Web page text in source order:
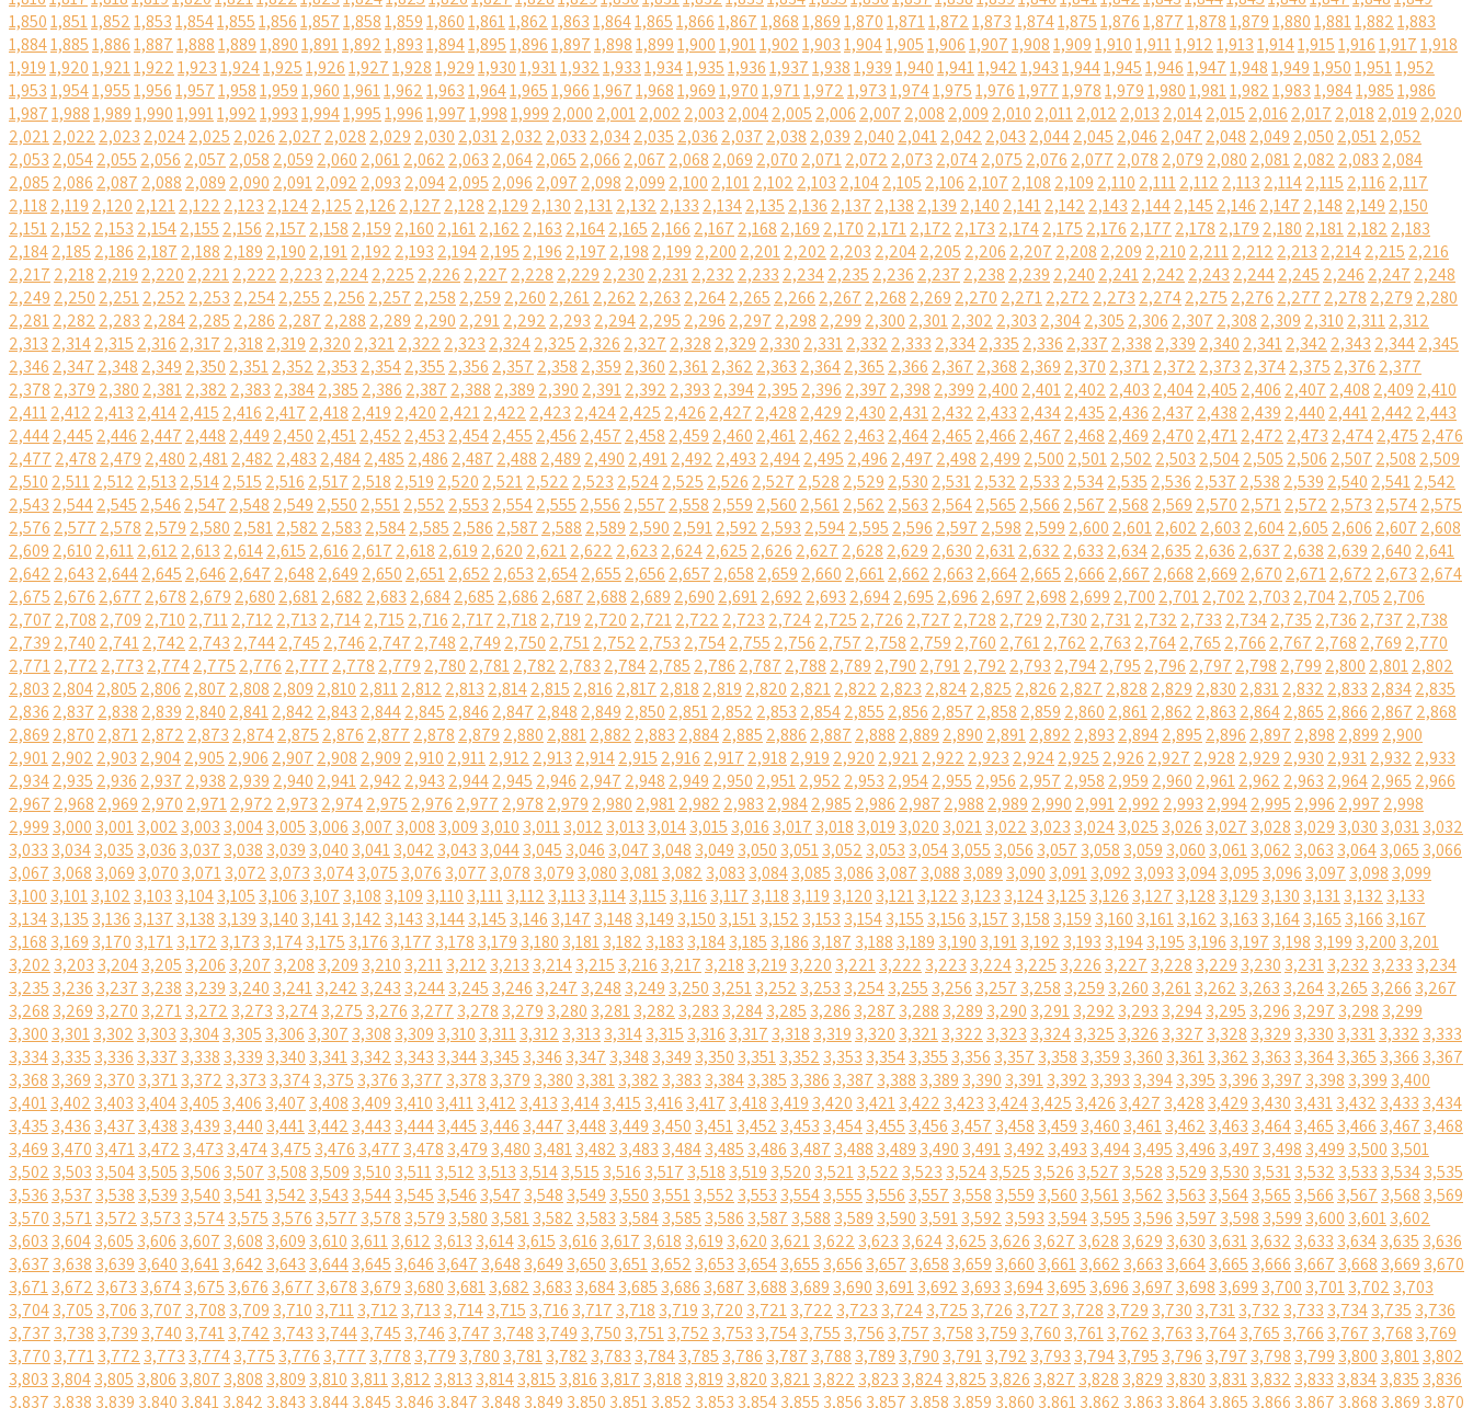
1,8501,8511,8521,8531,8541,8551,8561,8571,8581,8591,8601,8611,8621,8631,8641,8651,8661,8671,8681,8691,8701,8711,8721,8731,8741,8751,8761,8771,8781,8791,8801,8811,8821,883
1,8841,8851,8861,8871,8881,8891,8901,8911,8921,8931,8941,8951,8961,8971,8981,8991,9001,9011,9021,9031,9041,9051,9061,9071,9081,9091,9101,9111,9121,9131,9141,9151,9161,9171,918
1,9191,9201,9211,9221,9231,9241,9251,9261,9271,9281,9291,9301,9311,9321,9331,9341,9351,9361,9371,9381,9391,9401,9411,9421,9431,9441,9451,9461,9471,9481,9491,9501,9511,952
1,9531,9541,9551,9561,9571,9581,9591,9601,9611,9621,9631,9641,9651,9661,9671,9681,9691,9701,9711,9721,9731,9741,9751,9761,9771,9781,9791,9801,9811,9821,9831,9841,9851,986
1,9871,9881,9891,9901,9911,9921,9931,9941,9951,9961,9971,9981,999 2,000 2,0012,002 2,003 2,0042,005 2,006 2,007 2,008 2,009 2,010 2,0112,012 2,013 2,0142,015 2,016 2,017 2,018 2,019 2,020
2,0212,022 2,023 2,0242,025 2,026 2,027 2,028 2,029 2,030 2,0312,032 2,033 2,0342,035 2,036 2,037 2,038 2,039 2,040 2,0412,042 2,043 2,0442,045 2,046 2,047 2,048 2,049 2,050 2,0512,052
2,053 2,0542,055 2,056 2,057 2,058 2,059 2,060 2,0612,062 2,063 2,0642,065 2,066 2,067 2,068 2,069 2,070 2,0712,072 2,073 2,0742,075 2,076 2,077 2,078 2,079 2,080 2,0812,082 2,083 2,084
2,085 2,086 2,087 2,088 2,089 2,090 2,0912,092 2,093 2,0942,095 2,096 2,097 2,098 2,099 2,100 2,1012,102 2,103 2,1042,105 2,106 2,107 2,108 2,109 2,110 2,1112,112 2,113 2,1142,115 2,116 2,117
2,118 2,119 2,120 2,1212,122 2,123 2,1242,125 2,126 2,127 2,128 2,129 2,130 2,1312,132 2,133 2,1342,135 2,136 2,137 2,138 2,139 2,140 2,1412,142 2,143 2,1442,145 2,146 2,147 2,148 2,149 2,150
2,1512,152 2,153 2,1542,155 2,156 2,157 2,158 2,159 2,160 2,1612,162 2,163 2,1642,165 2,166 2,167 2,168 2,169 2,170 2,1712,172 2,173 2,1742,175 2,176 2,177 2,178 2,179 2,180 2,1812,182 2,183
2,1842,185 2,186 2,187 2,188 2,189 2,190 2,1912,192 2,193 2,1942,195 2,196 2,197 2,198 2,199 2,200 2,2012,202 2,203 2,2042,205 2,206 2,207 2,208 2,209 2,210 2,2112,212 2,213 2,2142,215 2,216
2,217 2,218 2,219 2,220 2,2212,222 2,223 2,2242,225 2,226 2,227 2,228 2,229 2,230 2,2312,232 2,233 2,2342,235 2,236 2,237 2,238 2,239 2,240 2,2412,242 2,243 2,2442,245 2,246 2,247 2,248
2,249 2,250 2,2512,252 2,253 2,2542,255 2,256 2,257 2,258 2,259 2,260 2,2612,262 2,263 2,2642,265 2,266 2,267 2,268 2,269 2,270 2,2712,272 2,273 2,2742,275 2,276 2,277 2,278 2,279 2,280
2,2812,282 2,283 2,2842,285 2,286 2,287 2,288 2,289 2,290 2,2912,292 2,293 2,2942,295 2,296 2,297 2,298 2,299 2,300 2,3012,302 2,303 2,3042,305 2,306 2,307 2,308 2,309 2,310 2,3112,312
2,313 2,3142,315 2,316 2,317 2,318 2,319 2,320 2,3212,322 2,323 2,3242,325 2,326 2,327 2,328 2,329 2,330 2,3312,332 2,333 2,3342,335 2,336 2,337 2,338 2,339 2,340 2,3412,342 2,343 2,3442,345
2,346 2,347 2,348 2,349 2,350 2,3512,352 2,353 2,3542,355 2,356 2,357 2,358 2,359 2,360 2,3612,362 2,363 2,3642,365 2,366 2,367 2,368 2,369 2,370 2,3712,372 2,373 2,3742,375 2,376 2,377
2,378 2,379 2,380 2,3812,382 2,383 2,3842,385 2,386 2,387 2,388 2,389 2,390 2,3912,392 2,393 2,3942,395 2,396 2,397 2,398 2,399 2,400 2,4012,402 2,403 2,4042,405 2,406 2,407 2,408 2,409 2,410
2,4112,412 2,413 2,4142,415 2,416 2,417 2,418 2,419 2,420 2,4212,422 2,423 2,4242,425 2,426 2,427 2,428 2,429 2,430 2,4312,432 2,433 2,4342,435 2,436 2,437 2,438 2,439 2,440 2,4412,442 2,443
2,4442,445 2,446 2,447 2,448 2,449 2,450 2,4512,452 2,453 2,4542,455 2,456 2,457 2,458 2,459 2,460 2,4612,462 2,463 2,4642,465 2,466 2,467 2,468 2,469 2,470 2,4712,472 2,473 2,4742,475 2,476
2,477 2,478 2,479 2,480 2,4812,482 2,483 2,4842,485 2,486 2,487 2,488 2,489 2,490 2,4912,492 2,493 2,4942,495 2,496 2,497 2,498 2,499 2,500 2,5012,502 2,503 2,5042,505 2,506 2,507 2,508 2,509
2,510 2,5112,512 2,513 2,5142,515 2,516 2,517 2,518 2,519 2,520 2,5212,522 2,523 2,5242,525 2,526 2,527 2,528 2,529 2,530 2,5312,532 2,533 2,5342,535 2,536 2,537 2,538 2,539 2,540 2,5412,542
2,543 2,5442,545 2,546 2,547 2,548 2,549 2,550 2,5512,552 2,553 2,5542,555 2,556 2,557 2,558 2,559 2,560 2,5612,562 2,563 2,5642,565 2,566 2,567 2,568 2,569 2,570 2,5712,572 2,573 2,5742,575
2,576 2,577 2,578 2,579 2,580 2,5812,582 2,583 2,5842,585 2,586 2,587 2,588 2,589 2,590 2,5912,592 2,593 2,5942,595 2,596 2,597 2,598 2,599 2,600 2,6012,602 2,603 2,6042,605 2,606 2,607 2,608
2,609 2,610 2,6112,612 2,613 2,6142,615 2,616 2,617 2,618 2,619 2,620 2,6212,622 2,623 2,6242,625 2,626 2,627 2,628 2,629 2,630 2,6312,632 2,633 2,6342,635 2,636 2,637 2,638 2,639 2,640 2,641
2,642 2,643 2,6442,645 2,646 2,647 2,648 2,649 2,650 2,6512,652 2,653 2,6542,655 2,656 2,657 2,658 2,659 2,660 2,6612,662 2,663 2,6642,665 2,666 2,667 2,668 2,669 2,670 2,6712,672 2,673 2,674
2,675 2,676 2,677 2,678 2,679 2,680 2,6812,682 2,683 2,6842,685 2,686 2,687 2,688 2,689 2,690 2,6912,692 2,693 2,6942,695 2,696 2,697 2,698 2,699 2,700 2,7012,702 2,703 2,7042,705 2,706
2,707 2,708 2,709 2,710 2,7112,712 2,713 2,7142,715 2,716 2,717 2,718 2,719 2,720 2,7212,722 2,723 2,7242,725 2,726 2,727 2,728 2,729 2,730 2,7312,732 2,733 2,7342,735 2,736 2,737 2,738
2,739 2,740 2,7412,742 2,743 2,7442,745 2,746 2,747 2,748 2,749 2,750 2,7512,752 2,753 2,7542,755 2,756 2,757 2,758 2,759 2,760 2,7612,762 2,763 2,7642,765 2,766 2,767 2,768 2,769 2,770
2,7712,772 2,773 2,7742,775 2,776 2,777 2,778 2,779 2,780 2,7812,782 2,783 2,7842,785 2,786 2,787 2,788 2,789 2,790 2,7912,792 2,793 2,7942,795 2,796 2,797 2,798 2,799 2,800 2,8012,802
2,803 2,8042,805 2,806 2,807 2,808 2,809 2,810 2,8112,812 2,813 2,8142,815 2,816 2,817 2,818 2,819 2,820 2,8212,822 2,823 2,8242,825 2,826 2,827 2,828 2,829 2,830 2,8312,832 2,833 2,8342,835
2,836 2,837 2,838 2,839 2,840 2,8412,842 2,843 2,8442,845 2,846 2,847 2,848 2,849 2,850 2,8512,852 2,853 2,8542,855 2,856 2,857 2,858 2,859 2,860 2,8612,862 2,863 2,8642,865 2,866 2,867 2,868
2,869 2,870 2,8712,872 2,873 2,8742,875 2,876 2,877 2,878 2,879 2,880 2,8812,882 2,883 2,8842,885 2,886 2,887 2,888 2,889 2,890 2,8912,892 2,893 2,8942,895 2,896 2,897 2,898 2,899 2,900
2,9012,902 2,903 2,9042,905 2,906 2,907 2,908 2,909 2,910 2,9112,912 2,913 2,9142,915 2,916 2,917 2,918 2,919 2,920 2,9212,922 2,923 2,9242,925 2,926 2,927 2,928 2,929 2,930 2,9312,932 2,933
2,9342,935 2,936 2,937 2,938 2,939 2,940 2,9412,942 2,943 2,9442,945 2,946 2,947 2,948 2,949 2,950 2,9512,952 2,953 2,9542,955 2,956 2,957 2,958 2,959 2,960 2,9612,962 2,963 2,9642,965 2,966
2,967 2,968 2,969 2,970 2,9712,972 2,973 2,9742,975 2,976 2,977 2,978 2,979 2,980 2,9812,982 2,983 2,9842,985 2,986 2,987 2,988 2,989 2,990 2,9912,992 2,993 2,9942,995 2,996 2,997 2,998
2,999 3,000 3,0013,002 3,003 3,0043,005 3,006 3,007 3,008 3,009 3,010 3,0113,012 3,013 3,0143,015 3,016 3,017 3,018 3,019 3,020 3,0213,022 3,023 3,0243,025 3,026 3,027 3,028 3,029 3,030 3,0313,032
3,033 3,0343,035 3,036 3,037 3,038 3,039 3,040 3,0413,042 3,043 3,0443,045 3,046 3,047 3,048 3,049 3,050 3,0513,052 3,053 3,0543,055 3,056 3,057 3,058 3,059 3,060 3,0613,062 3,063 3,0643,065 3,066
3,067 3,068 3,069 3,070 3,0713,072 3,073 3,0743,075 3,076 3,077 3,078 3,079 3,080 3,0813,082 3,083 3,0843,085 3,086 3,087 3,088 3,089 3,090 3,0913,092 3,093 3,0943,095 3,096 3,097 3,098 3,099
3,100 3,1013,102 3,103 3,1043,105 3,106 3,107 3,108 3,109 3,110 3,1113,112 3,113 3,1143,115 3,116 3,117 3,118 3,119 3,120 3,1213,122 3,123 3,1243,125 3,126 3,127 3,128 3,129 3,130 3,1313,132 3,133
3,1343,135 3,136 3,137 3,138 3,139 3,140 3,1413,142 3,143 3,1443,145 3,146 3,147 3,148 3,149 3,150 3,1513,152 3,153 3,1543,155 3,156 3,157 3,158 3,159 3,160 3,1613,162 3,163 3,1643,165 3,166 3,167
3,168 3,169 3,170 3,1713,172 3,173 3,1743,175 3,176 3,177 3,178 3,179 3,180 3,1813,182 3,183 3,1843,185 3,186 3,187 3,188 3,189 3,190 3,1913,192 3,193 3,1943,195 3,196 3,197 3,198 3,199 3,200 3,201
3,202 3,203 3,2043,205 3,206 3,207 3,208 3,209 3,210 3,2113,212 3,213 3,2143,215 3,216 3,217 3,218 3,219 3,220 3,2213,222 3,223 3,2243,225 3,226 3,227 3,228 3,229 3,230 3,2313,232 3,233 3,234
3,235 3,236 3,237 3,238 3,239 3,240 3,2413,242 3,243 3,2443,245 3,246 3,247 3,248 3,249 3,250 3,2513,252 3,253 3,2543,255 3,256 3,257 3,258 3,259 3,260 3,2613,262 3,263 3,2643,265 3,266 3,267
3,268 3,269 3,270 3,2713,272 3,273 3,2743,275 3,276 3,277 3,278 3,279 3,280 3,2813,282 3,283 3,2843,285 3,286 3,287 3,288 3,289 3,290 3,2913,292 3,293 3,2943,295 3,296 3,297 3,298 3,299
3,300 3,3013,302 3,303 3,3043,305 3,306 3,307 3,308 3,309 3,310 3,3113,312 3,313 3,3143,315 3,316 3,317 3,318 3,319 3,320 3,3213,322 3,323 3,3243,325 3,326 3,327 3,328 3,329 3,330 3,3313,332 3,333
3,3343,335 3,336 3,337 3,338 3,339 3,340 3,3413,342 3,343 3,3443,345 3,346 3,347 3,348 3,349 3,350 3,3513,352 3,353 3,3543,355 3,356 3,357 3,358 3,359 3,360 3,3613,362 3,363 3,3643,365 3,366 3,367
3,368 3,369 3,370 3,3713,372 3,373 3,3743,375 3,376 3,377 3,378 3,379 3,380 3,3813,382 3,383 3,3843,385 3,386 3,387 3,388 3,389 3,390 3,3913,392 3,393 3,3943,395 3,396 3,397 3,398 3,399 3,400
3,4013,402 3,403 3,4043,405 3,406 3,407 3,408 3,409 3,410 3,4113,412 3,413 3,4143,415 3,416 3,417 3,418 3,419 3,420 3,4213,422 3,423 3,4243,425 3,426 3,427 3,428 3,429 3,430 3,4313,432 3,433 3,434
3,435 3,436 3,437 3,438 3,439 3,440 3,4413,442 3,443 3,4443,445 3,446 3,447 3,448 3,449 3,450 3,4513,452 3,453 3,4543,455 3,456 3,457 3,458 3,459 3,460 3,4613,462 3,463 3,4643,465 3,466 3,467 3,468
3,469 3,470 3,4713,472 3,473 3,4743,475 3,476 3,477 3,478 3,479 3,480 3,4813,482 3,483 3,4843,485 3,486 3,487 3,488 3,489 3,490 3,4913,492 3,493 3,4943,495 3,496 3,497 3,498 3,499 3,500 3,501
3,502 3,503 3,5043,505 3,506 3,507 3,508 3,509 3,510 3,5113,512 3,513 3,5143,515 3,516 3,517 3,518 3,519 3,520 3,5213,522 3,523 3,5243,525 3,526 3,527 3,528 3,529 3,530 3,5313,532 3,533 3,5343,535
3,536 3,537 3,538 3,539 3,540 3,5413,542 3,543 3,5443,545 3,546 3,547 3,548 3,549 3,550 3,5513,552 3,553 3,5543,555 3,556 3,557 3,558 3,559 3,560 3,5613,562 3,563 3,5643,565 3,566 3,567 3,568 3,569
3,570 3,5713,572 3,573 3,5743,575 3,576 3,577 3,578 3,579 3,580 3,5813,582 3,583 3,5843,585 3,586 3,587 3,588 3,589 3,590 3,5913,592 3,593 3,5943,595 3,596 3,597 3,598 3,599 3,600 3,6013,602
3,603 3,6043,605 3,606 3,607 3,608 3,609 3,610 3,6113,612 3,613 3,6143,615 3,616 3,617 3,618 3,619 3,620 3,6213,622 3,623 3,6243,625 3,626 3,627 3,628 3,629 3,630 3,6313,632 3,633 3,6343,635 3,636
3,637 3,638 3,639 3,640 3,6413,642 3,643 3,6443,645 3,646 3,647 3,648 3,649 3,650 3,6513,652 3,653 3,6543,655 3,656 3,657 3,658 3,659 3,660 3,6613,662 3,663 3,6643,665 3,666 3,667 3,668 3,669 3,670
3,6713,672 3,673 3,6743,675 3,676 3,677 3,678 3,679 3,680 3,6813,682 3,683 3,6843,685 3,686 3,687 3,688 3,689 3,690 3,6913,692 3,693 3,6943,695 3,696 3,697 3,698 3,699 3,700 3,7013,702 3,703
3,7043,705 3,706 3,707 3,708 3,709 3,710 3,7113,712 3,713 3,7143,715 3,716 3,717 3,718 3,719 3,720 3,7213,722 3,723 3,7243,725 3,726 3,727 3,728 3,729 3,730 3,7313,732 3,733 3,7343,735 3,736
3,737 3,738 3,739 3,740 3,7413,742 3,743 3,7443,745 3,746 3,747 3,748 3,749 3,750 3,7513,752 3,753 3,7543,755 3,756 3,757 3,758 3,759 3,760 3,7613,762 3,763 3,7643,765 3,766 3,767 3,768 3,769
3,770 3,7713,772 3,773 3,7743,775 3,776 3,777 3,778 3,779 3,780 3,7813,782 3,783 3,7843,785 3,786 3,787 3,788 3,789 3,790 3,7913,792 3,793 3,7943,795 3,796 3,797 3,798 3,799 3,800 3,8013,802
3,803 3,8043,805 3,806 3,807 3,808 3,809 3,810 3,8113,812 3,813 3,8143,815 3,816 3,817 3,818 3,819 3,820 3,8213,822 3,823 3,8243,825 3,826 3,827 3,828 3,829 3,830 3,8313,832 3,833 3,8343,835 3,836
3,837 3,838 3,839 3,840 3,8413,842 3,843 3,8443,845 3,846 3,847 3,848 3,849 3,850 3,8513,852 3,853 3,8543,855 3,856 3,857 3,858 3,859 3,860 3,8613,862 3,863 3,8643,865 3,866 3,867 3,868 3,869 3,870